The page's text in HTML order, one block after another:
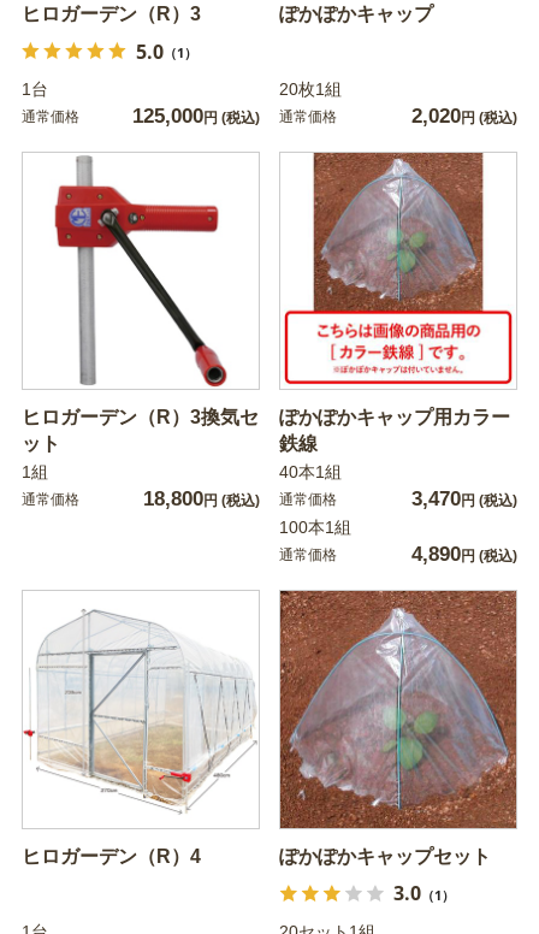
ヒロガーデン（R）3
5.0（1）
1台
通常価格 125,000円 (税込)
ぽかぽかキャップ
20枚1組
通常価格 2,020円 (税込)
ヒロガーデン（R）3換気セ
ット
1組
通常価格 18,800円 (税込)
ぽかぽかキャップ用カラー
鉄線
40本1組
通常価格 3,470円 (税込)
100本1組
通常価格 4,890円 (税込)
ヒロガーデン（R）4 ぽかぽかキャップセット
3.0（1）